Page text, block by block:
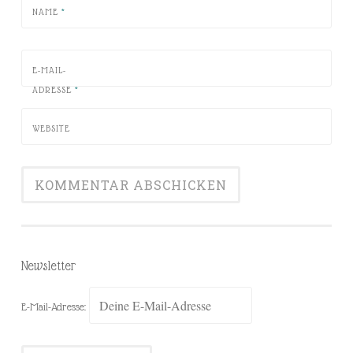
NAME *
E-MAIL-
ADRESSE *
WEBSITE
Newsletter
E-Mail-Adresse: